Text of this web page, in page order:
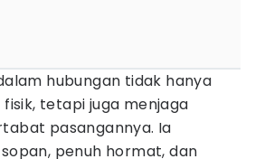
hubungan tidak hanya
tetapi juga menjaga
pasangannya. Ia
penuh hormat, dan